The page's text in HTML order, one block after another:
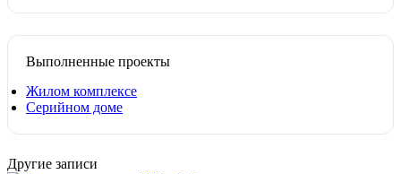
Выполненные проекты
Жилом комплексе
Серийном доме
Другие записи